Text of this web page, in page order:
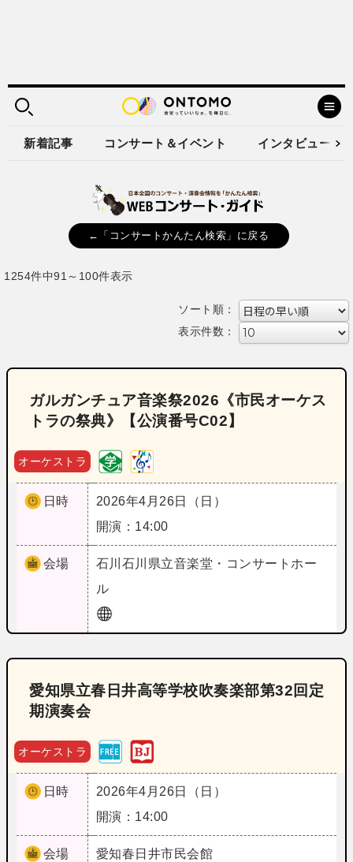
新着記事 コンサート＆イベント インタビュー
←「コンサートかんたん検索」に戻る
1254件中91～100件表示
ソート順：
表示件数：
ガルガンチュア音楽祭2026《市民オーケス
トラの祭典》【公演番号C02】
オーケストラ
日時
2026年4月26日（日）
開演：14:00
会場 石川 石川県立音楽堂・コンサートホー
ル
愛知県立春日井高等学校吹奏楽部第32回定
期演奏会
オーケストラ
日時
2026年4月26日（日）
開演：14:00
会場 愛知春日井市民会館